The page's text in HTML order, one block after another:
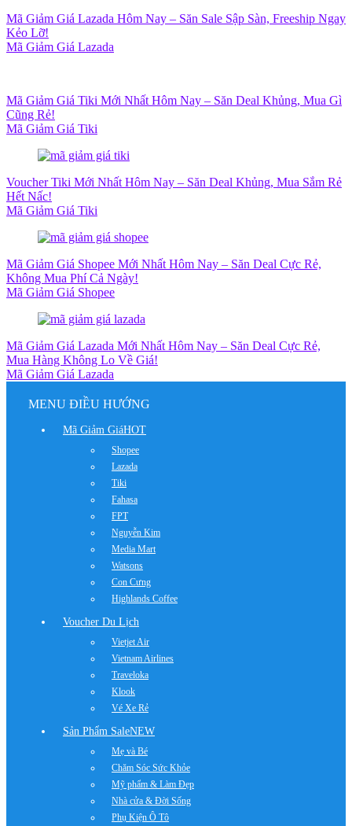
Mã Giảm Giá Lazada Hôm Nay – Săn Sale Sập Sàn, Freeship Ngay
Kẻo Lỡ!
Mã Giảm Giá Lazada
Mã Giảm Giá Tiki Mới Nhất Hôm Nay – Săn Deal Khủng, Mua Gì
Cũng Rẻ!
Mã Giảm Giá Tiki
Voucher Tiki Mới Nhất Hôm Nay – Săn Deal Khủng, Mua Sắm Rẻ
Hết Nấc!
Mã Giảm Giá Tiki
Mã Giảm Giá Shopee Mới Nhất Hôm Nay – Săn Deal Cực Rẻ,
Không Mua Phí Cả Ngày!
Mã Giảm Giá Shopee
Mã Giảm Giá Lazada Mới Nhất Hôm Nay – Săn Deal Cực Rẻ,
Mua Hàng Không Lo Về Giá!
Mã Giảm Giá Lazada
MENU ĐIỀU HƯỚNG
Mã Giảm GiáHOT
Shopee
Lazada
Tiki
Fahasa
FPT
Nguyễn Kim
Media Mart
Watsons
Con Cưng
Highlands Coffee
Voucher Du Lịch
Vietjet Air
Vietnam Airlines
Traveloka
Klook
Vé Xe Rẻ
Sản Phẩm SaleNEW
Mẹ và Bé
Chăm Sóc Sức Khỏe
Mỹ phẩm & Làm Đẹp
Nhà cửa & Đời Sống
Phụ Kiện Ô Tô